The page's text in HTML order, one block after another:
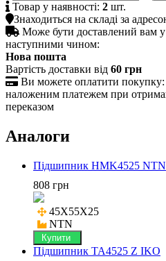
 Товар у наявності: 2 шт.
Знаходиться на складі за
 Може бути доставлений вам у
наступними чином:
Нова пошта
Вартість доставки від 60 грн
 Ви можете оплатити покупку:
наложеним платежем при
переказом
Аналоги
Підшипник HMK4525 NTN
808 грн
45X55X25
NTN
Купити
Підшипник TA4525 Z IKO